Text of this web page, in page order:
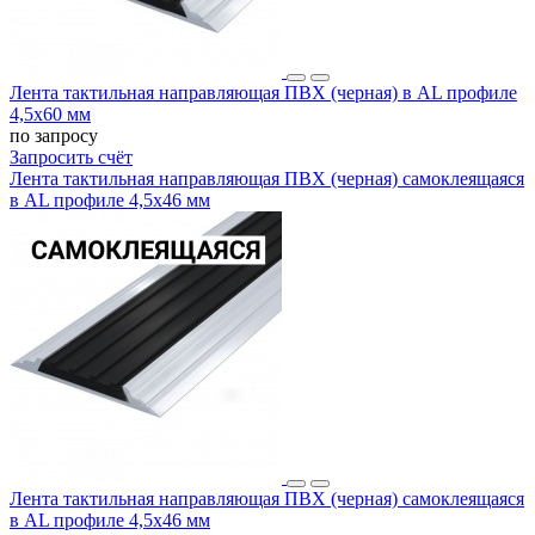
Лента тактильная направляющая ПВХ (черная) в AL профиле
4,5х60 мм
по запросу
Запросить счёт
Лента тактильная направляющая ПВХ (черная) самоклеящаяся
в AL профиле 4,5х46 мм
Лента тактильная направляющая ПВХ (черная) самоклеящаяся
в AL профиле 4,5х46 мм